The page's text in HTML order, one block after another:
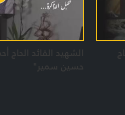
الشهيد القائد
حسين سمير"